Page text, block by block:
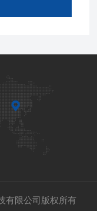
有限公司版权所有